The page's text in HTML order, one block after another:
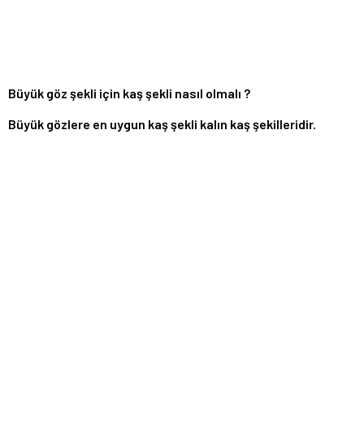
Büyük göz şekli için kaş şekli nasıl olmalı ?
Büyük gözlere en uygun kaş şekli kalın kaş şekilleridir.